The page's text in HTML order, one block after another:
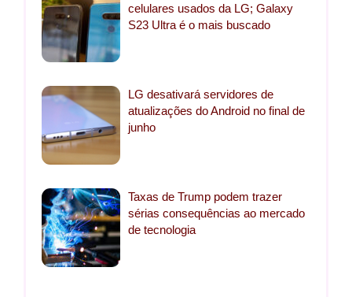
celulares usados da LG; Galaxy
S23 Ultra é o mais buscado
LG desativará servidores de
atualizações do Android no final de
junho
Taxas de Trump podem trazer
sérias consequências ao mercado
de tecnologia